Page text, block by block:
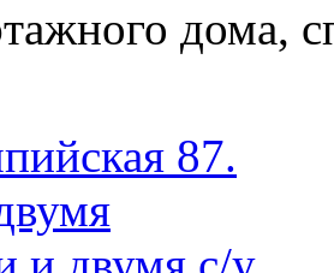
дома,